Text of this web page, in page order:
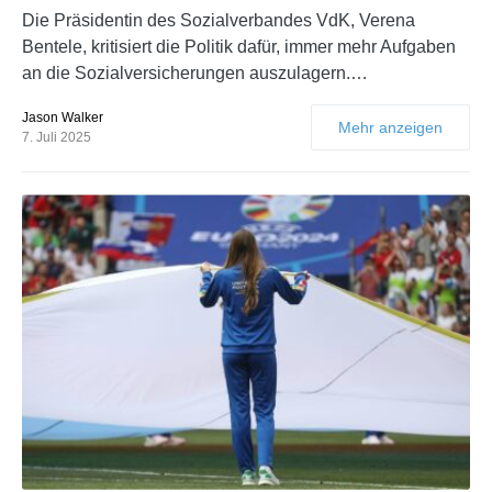
Die Präsidentin des Sozialverbandes VdK, Verena
Bentele, kritisiert die Politik dafür, immer mehr Aufgaben
an die Sozialversicherungen auszulagern.…
Jason Walker
7. Juli 2025
Mehr anzeigen